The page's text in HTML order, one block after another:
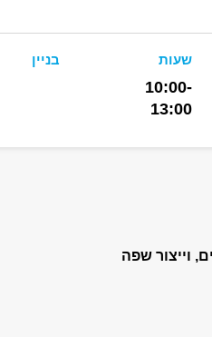
שעות
10:00-
13:00
בניין
וייצור שפה